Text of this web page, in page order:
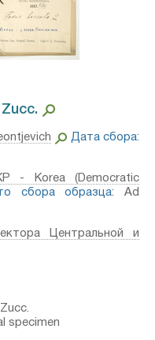
Дата сбора:
- Korea (Democratic
сбора образца: Ad
Центральной и
specimen